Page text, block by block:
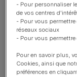
Rédiger un avis
Tailles
Aide à
Elaboré avec
- Pour personnaliser
de vos centres
- Pour vous
réseaux sociaux
- Pour vous
Pour en savoir plus,
Cookies, ainsi que
préférences en